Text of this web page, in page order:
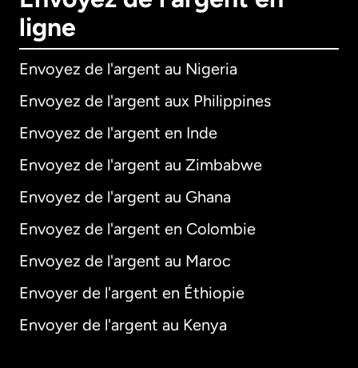
ligne
Envoyez de l'argent au Nigeria
Envoyez de l'argent aux Philippines
Envoyez de l'argent en Inde
Envoyez de l'argent au Zimbabwe
Envoyez de l'argent au Ghana
Envoyez de l'argent en Colombie
Envoyez de l'argent au Maroc
Envoyer de l'argent en Éthiopie
Envoyer de l'argent au Kenya